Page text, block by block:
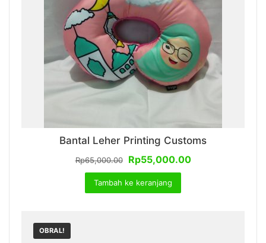
Bantal Leher Printing Customs
Rp65,000.00
Harga
aslinya
adalah:
Rp65,000.00.
Rp55,000.00Harga
Tambah ke keranjang
OBRAL!